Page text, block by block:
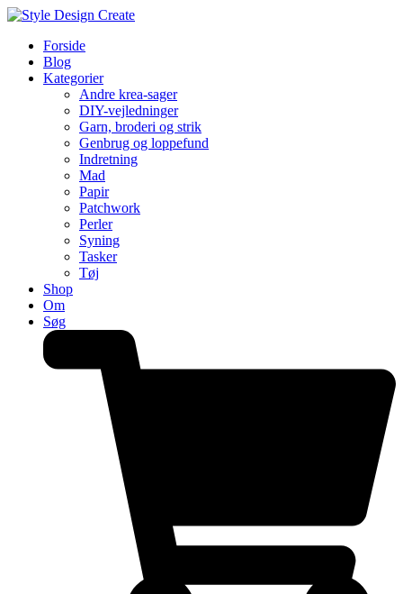
Forside
Blog
Kategorier
Andre krea-sager
DIY-vejledninger
Garn, broderi og strik
Genbrug og loppefund
Indretning
Mad
Papir
Patchwork
Perler
Syning
Tasker
Tøj
Shop
Om
Søg